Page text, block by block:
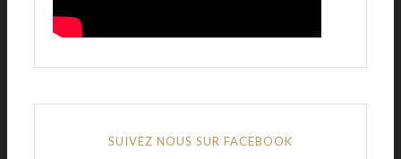
SUIVEZ NOUS SUR FACEBOOK